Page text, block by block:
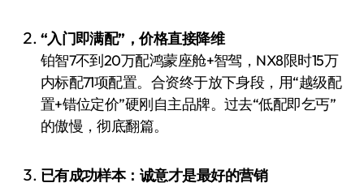
“入门即满配”，价格直接降维
铂智7不到20万配鸿蒙座舱+智驾，NX8限时15万
内标配71项配置。合资终于放下身段，用“越级配
置+错位定价”硬刚自主品牌。过去“低配即乞丐”
的傲慢，彻底翻篇。
已有成功样本：诚意才是最好的营销